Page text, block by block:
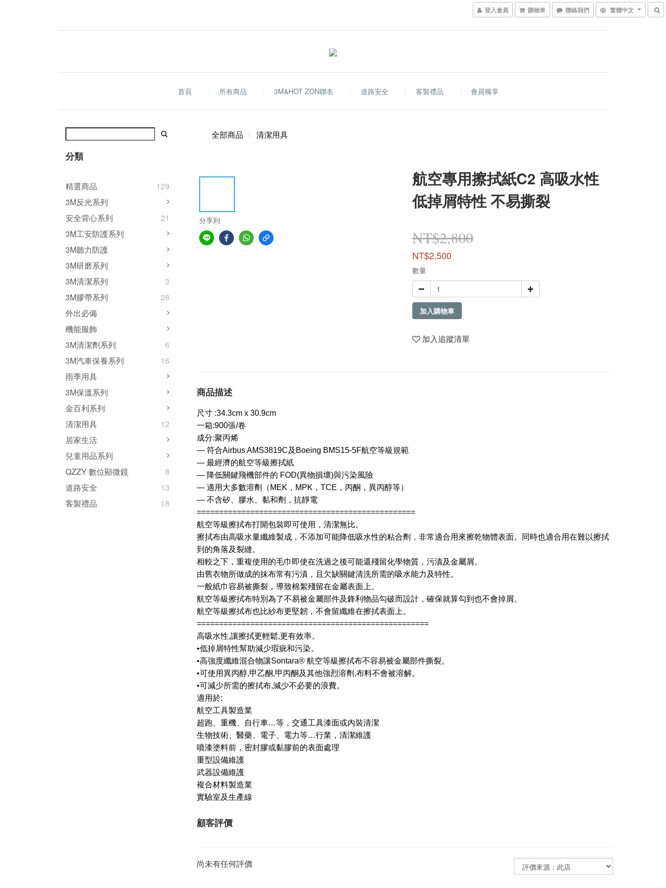
登入會員 購物車 聯絡我們 繁體中文
首頁 所有商品 3M&HOT ZON聯名 道路安全 客製禮品 會員獨享
分類
精選商品
129
3M反光系列
安全背心系列
21
3M工安防護系列
3M聽力防護
3M研磨系列
3M清潔系列
3
3M膠帶系列
28
外出必備
機能服飾
3M清潔劑系列
6
3M汽車保養系列
16
雨季用具
3M保溫系列
金百利系列
清潔用具
12
居家生活
兒童用品系列
QZZY 數位顯微鏡
8
道路安全
13
客製禮品
18
全部商品 清潔用具
分享到
航空專用擦拭紙C2 高吸水性
低掉屑特性 不易撕裂
NT$2,800
NT$2,500
數量
加入購物車
加入追蹤清單
商品描述
尺寸 :34.3cm x 30.9cm
一箱:900張/卷
成分:聚丙烯
— 符合Airbus AMS3819C及Boeing BMS15-5F航空等級規範
— 最經濟的航空等級擦拭紙
— 降低關鍵飛機部件的 FOD(異物損壞)與污染風險
— 適用大多數溶劑（MEK，MPK，TCE，丙酮，異丙醇等）
— 不含矽、膠水、黏和劑，抗靜電
=================================================
航空等級擦拭布打開包裝即可使用，清潔無比。
擦拭布由高吸水量纖維製成，不添加可能降低吸水性的粘合劑，非常適合用來擦乾物體表面。同時也適合用在難以擦拭
到的角落及裂縫。
相較之下，重複使用的毛巾即使在洗過之後可能還殘留化學物質，污漬及金屬屑。
由舊衣物所做成的抹布常有污漬，且欠缺關鍵清洗所需的吸水能力及特性。
一般紙巾容易被撕裂，導致棉絮殘留在金屬表面上。
航空等級擦拭布特別為了不易被金屬部件及鋒利物品勾破而設計，確保就算勾到也不會掉屑。
航空等級擦拭布也比紗布更堅韌，不會留纖維在擦拭表面上。
====================================================
高吸水性,讓擦拭更輕鬆,更有效率。
•低掉屑特性幫助減少瑕疵和污染。
•高強度纖維混合物讓Sontara® 航空等級擦拭布不容易被金屬部件撕裂。
•可使用異丙醇,甲乙酮,甲丙酮及其他強烈溶劑,布料不會被溶解。
•可減少所需的擦拭布,減少不必要的浪費。
適用於:
航空工具製造業
超跑、重機、自行車…等，交通工具漆面或內裝清潔
生物技術、醫藥、電子、電力等…行業，清潔維護
噴漆塗料前，密封膠或黏膠前的表面處理
重型設備維護
武器設備維護
複合材料製造業
實驗室及生產線
顧客評價
尚未有任何評價